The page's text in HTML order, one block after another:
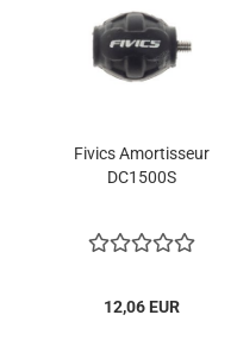
Fivics Amortisseur
DC1500S
12,06 EUR